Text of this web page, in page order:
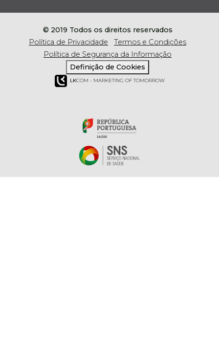
© 2019 Todos os direitos reservados
Política de Privacidade
Termos e Condições
Política de Segurança da Informação
Definição de Cookies
LKCOM - MARKETING OF TOMORROW